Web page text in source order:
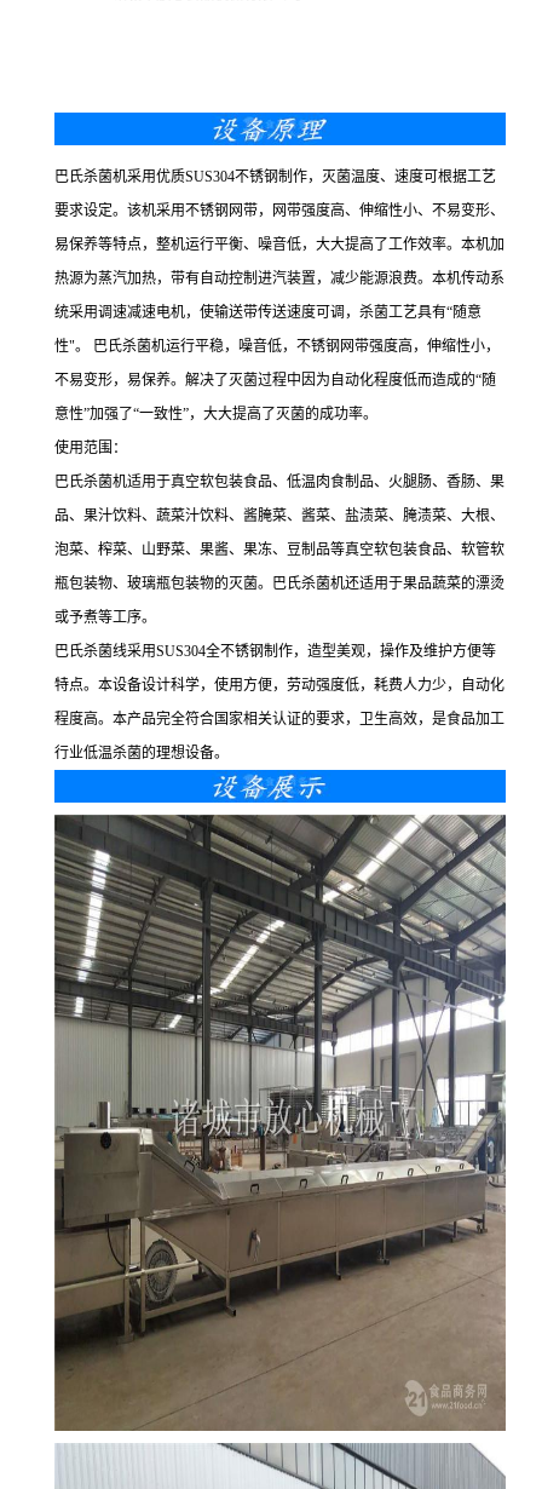
巴氏杀菌机采用优质SUS304不锈钢制作，灭菌温度、速度可根据工艺
要求设定。该机采用不锈钢网带，网带强度高、伸缩性小、不易变形、
易保养等特点，整机运行平衡、噪音低，大大提高了工作效率。本机加
热源为蒸汽加热，带有自动控制进汽装置，减少能源浪费。本机传动系
统采用调速减速电机，使输送带传送速度可调，杀菌工艺具有“随意
性"。 巴氏杀菌机运行平稳，噪音低，不锈钢网带强度高，伸缩性小，
不易变形，易保养。解决了灭菌过程中因为自动化程度低而造成的“随
意性”加强了“一致性”，大大提高了灭菌的成功率。
使用范围：
巴氏杀菌机适用于真空软包装食品、低温肉食制品、火腿肠、香肠、果
品、果汁饮料、蔬菜汁饮料、酱腌菜、酱菜、盐渍菜、腌渍菜、大根、
泡菜、榨菜、山野菜、果酱、果冻、豆制品等真空软包装食品、软管软
瓶包装物、玻璃瓶包装物的灭菌。巴氏杀菌机还适用于果品蔬菜的漂烫
或予煮等工序。
巴氏杀菌线采用SUS304全不锈钢制作，造型美观，操作及维护方便等
特点。本设备设计科学，使用方便，劳动强度低，耗费人力少，自动化
程度高。本产品完全符合国家相关认证的要求，卫生高效，是食品加工
行业低温杀菌的理想设备。